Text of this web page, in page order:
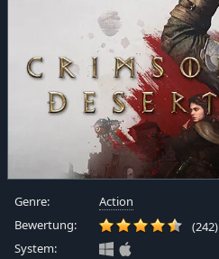
Genre:
Action
Bewertung:
(242)
System: